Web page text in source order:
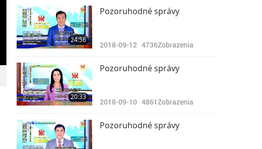
24:56
Pozoruhodné správy
2018-09-12 4736Zobrazenia
20:33
Pozoruhodné správy
2018-09-10 4861Zobrazenia
Pozoruhodné správy